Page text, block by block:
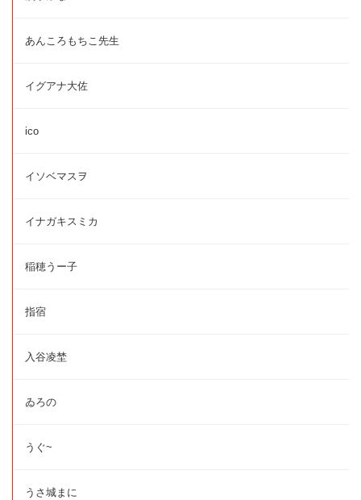
あんころもちこ先生
イグアナ大佐
ico
イソベマスヲ
イナガキスミカ
稲穂うー子
指宿
入谷凌埜
ゐろの
うぐ~
うさ城まに